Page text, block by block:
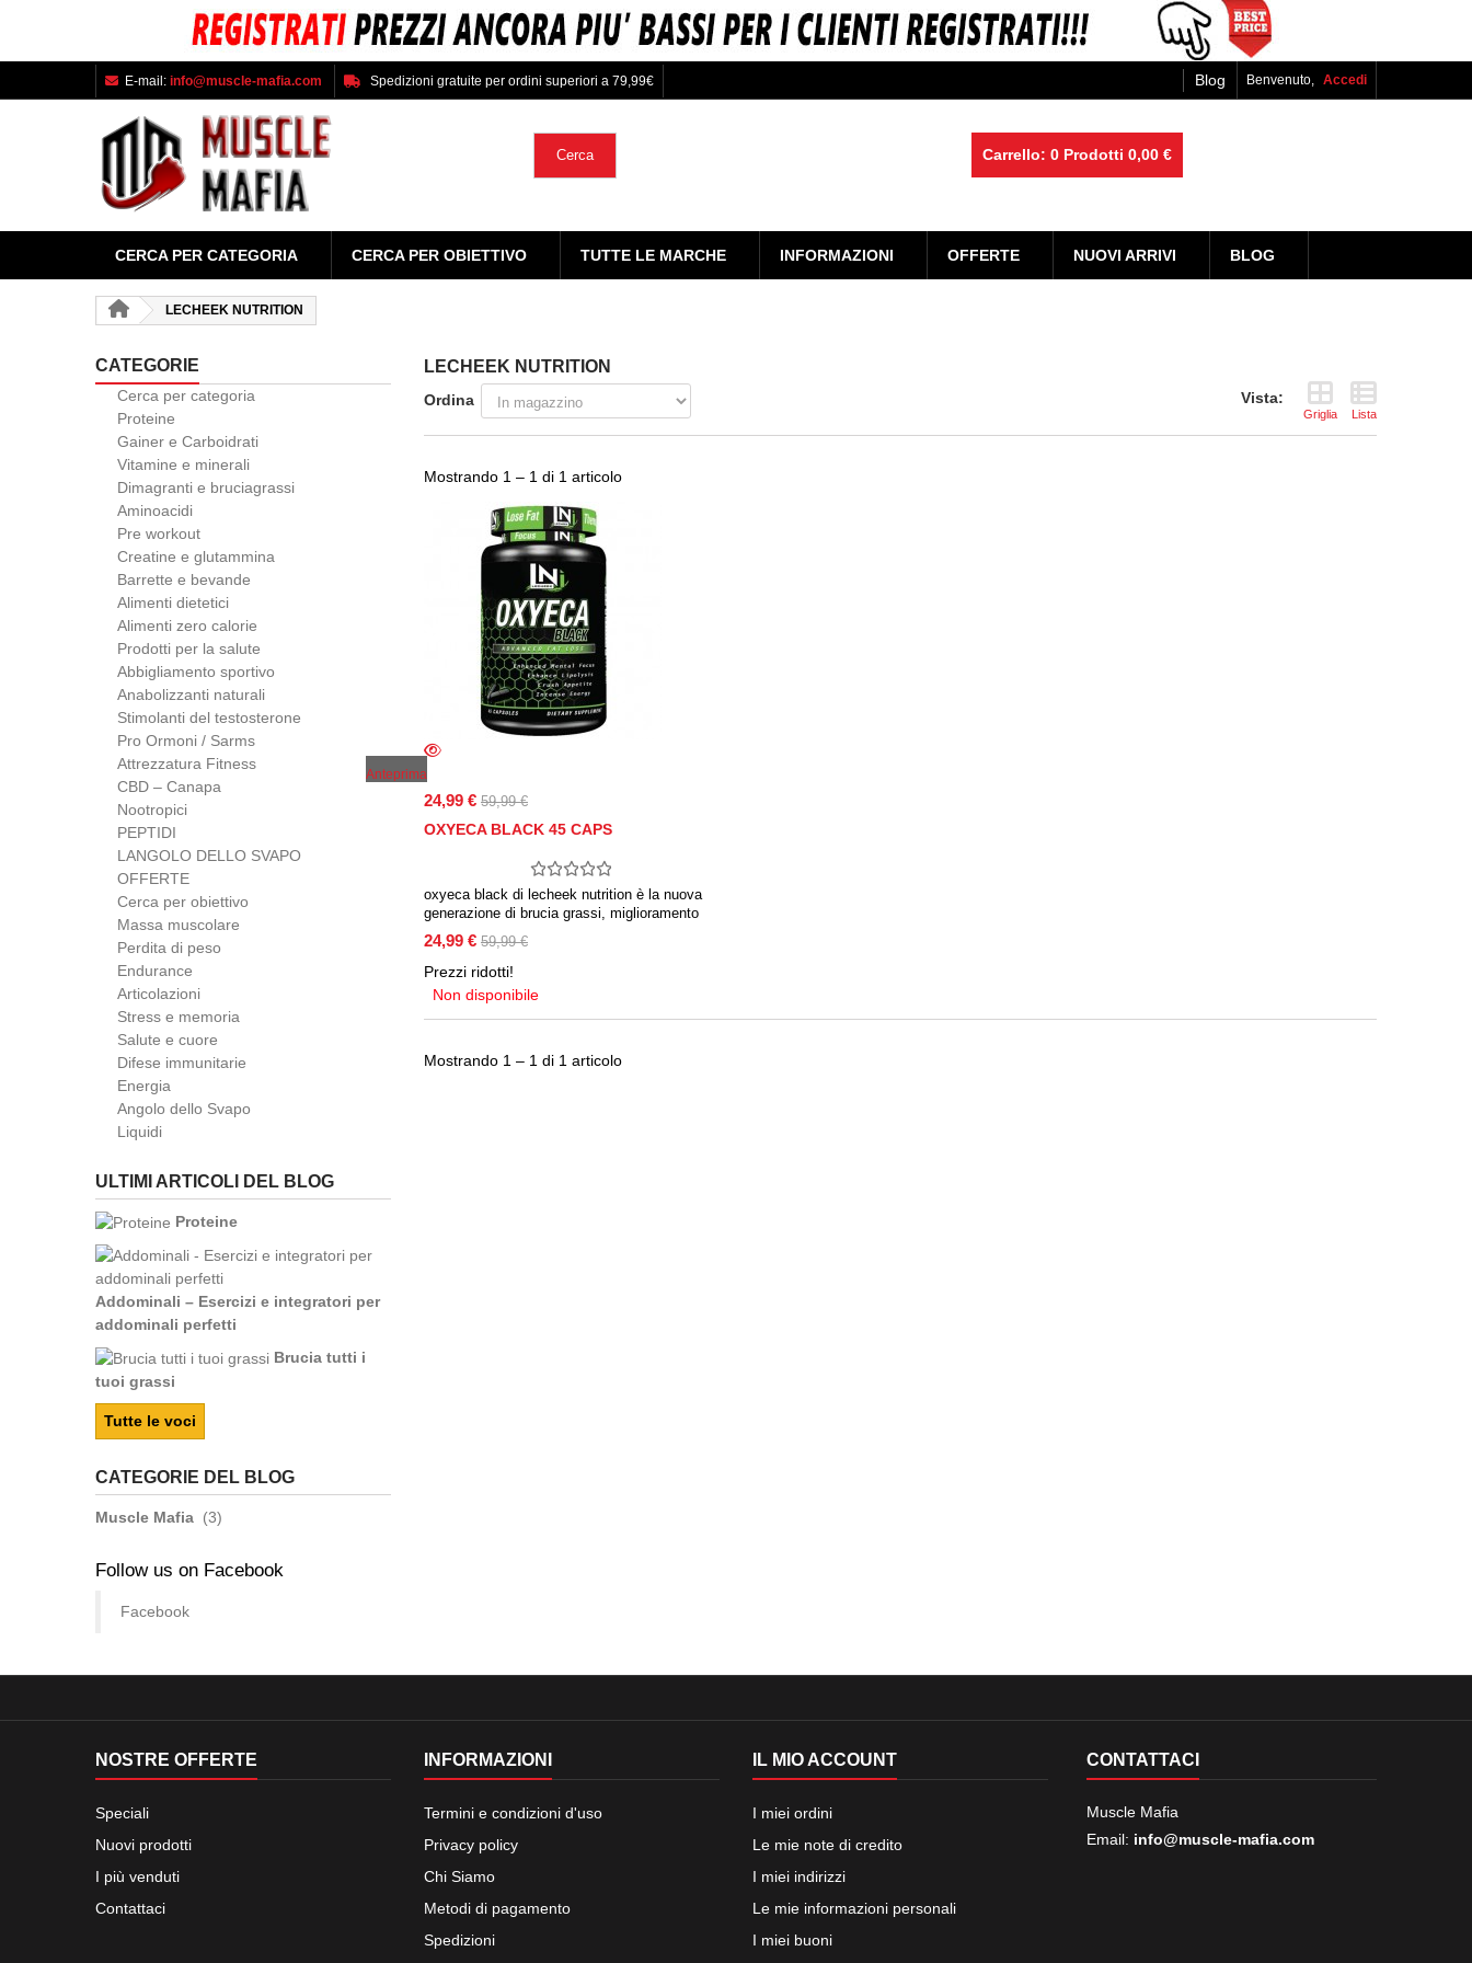
E-mail: info@muscle-mafia.com Spedizioni gratuite per ordini superiori a 79,99€ Blog Benvenuto, Accedi
Carrello: 0 Prodotti 0,00 €
Cerca
CERCA PER CATEGORIA CERCA PER OBIETTIVO TUTTE LE MARCHE INFORMAZIONI OFFERTE NUOVI ARRIVI BLOG
LECHEEK NUTRITION
CATEGORIE
Cerca per categoria
Proteine
Gainer e Carboidrati
Vitamine e minerali
Dimagranti e bruciagrassi
Aminoacidi
Pre workout
Creatine e glutammina
Barrette e bevande
Alimenti dietetici
Alimenti zero calorie
Prodotti per la salute
Abbigliamento sportivo
Anabolizzanti naturali
Stimolanti del testosterone
Pro Ormoni / Sarms
Attrezzatura Fitness
CBD – Canapa
Nootropici
PEPTIDI
LANGOLO DELLO SVAPO
OFFERTE
Cerca per obiettivo
Massa muscolare
Perdita di peso
Endurance
Articolazioni
Stress e memoria
Salute e cuore
Difese immunitarie
Energia
Angolo dello Svapo
Liquidi
ULTIMI ARTICOLI DEL BLOG
Proteine
Addominali – Esercizi e integratori per
addominali perfetti
Brucia tutti i
tuoi grassi
Tutte le voci
CATEGORIE DEL BLOG
Muscle Mafia (3)
LECHEEK NUTRITION
Vista:
Griglia Lista
Ordina
Mostrando 1 – 1 di 1 articolo
Anteprima
24,99 € 59,99 €
OXYECA BLACK 45 CAPS
oxyeca black di lecheek nutrition è la nuova
generazione di brucia grassi, miglioramento
dell’umore e soppressione dell’appetito!
formulato con l’obiettivo finale di ottenere
risultati !!!
24,99 € 59,99 €
Prezzi ridotti!
Non disponibile
Mostrando 1 – 1 di 1 articolo
Follow us on Facebook
Facebook
NOSTRE OFFERTE
Speciali
Nuovi prodotti
I più venduti
Contattaci
INFORMAZIONI
Termini e condizioni d'uso
Privacy policy
Chi Siamo
Metodi di pagamento
Spedizioni
IL MIO ACCOUNT
I miei ordini
Le mie note di credito
I miei indirizzi
Le mie informazioni personali
I miei buoni
CONTATTACI
Muscle Mafia
Email: info@muscle-mafia.com